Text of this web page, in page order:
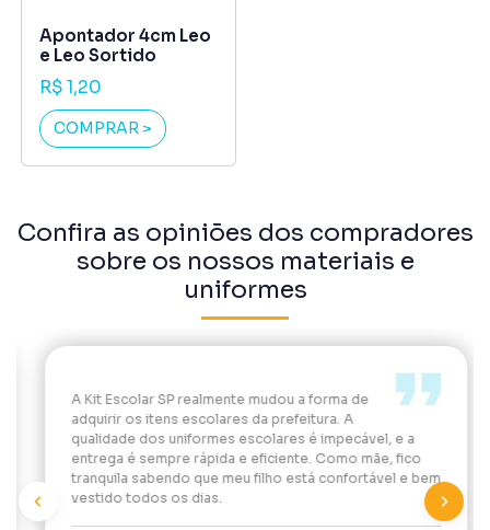
Apontador 4cm Leo
e Leo Sortido
R$ 1,20
COMPRAR >
Confira as opiniões dos compradores
sobre os nossos materiais e
uniformes
A Kit Escolar SP realmente mudou a forma de
adquirir os itens escolares da prefeitura. A
qualidade dos uniformes escolares é impecável, e a
entrega é sempre rápida e eficiente. Como mãe, fico
tranquila sabendo que meu filho está confortável e bem
vestido todos os dias.